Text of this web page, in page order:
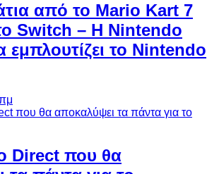
από το Mario Kart 7
Switch – Η Nintendo
εμπλουτίζει το Nintendo
Direct που θα